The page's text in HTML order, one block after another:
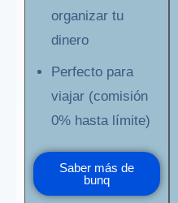
organizar tu
dinero
Perfecto para
viajar (comisión
0% hasta límite)
Saber más de
bunq